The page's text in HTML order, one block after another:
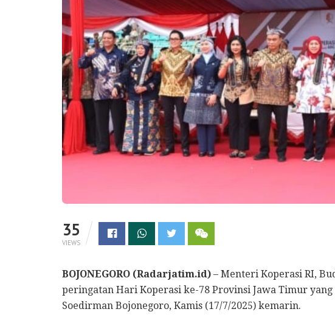
35
VIEWS
BOJONEGORO (Radarjatim.id) – Menteri Koperasi RI,
peringatan Hari Koperasi ke-78 Provinsi Jawa Timur
Soedirman Bojonegoro, Kamis (17/7/2025) kemarin.